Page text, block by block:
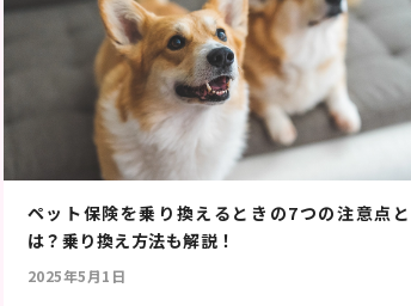
ペット保険を乗り換えるときの7つの注意点と
は？乗り換え方法も解説！
2025年5月1日